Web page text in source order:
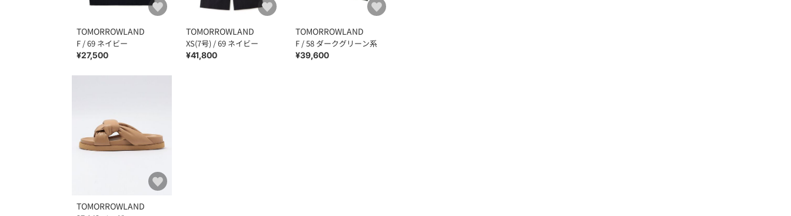
TOMORROWLAND
F / 69 ネイビー
¥27,500
TOMORROWLAND
XS(7号) / 69 ネイビー
¥41,800
TOMORROWLAND
F / 58 ダークグリーン系
¥39,600
TOMORROWLAND